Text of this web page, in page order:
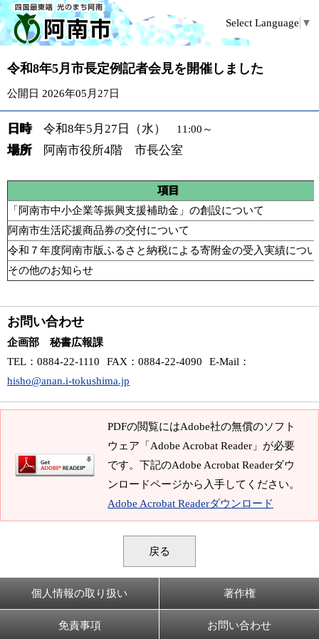
Select Language ▼
令和8年5月市長定例記者会見を開催しました
公開日 2026年05月27日
日時 令和8年5 月27日（水） 11:00～
場所阿南市役所4階 市長公室
項目
「阿南市中小企業等振興支援補助金」の創設について
阿南市生活応援商品券の交付について
令和７年度阿南市版ふるさと納税による寄附金の受入実績につ
その他のお知らせ
お問い合わせ
企画部 秘書広報課
TEL ：0884-22-1110 FAX ：0884-22-4090 E-Mail ：
hisho@anan.i-tokushima.jp
PDFの閲覧にはAdobe社の無償のソフト
ウェア「Adobe Acrobat Reader」が必要
です。下記のAdobe Acrobat Readerダウ
ンロードページから入手してください。
Adobe Acrobat Readerダウンロード
戻る
個人情報の取り扱い 著作権
免責事項 お問い合わせ